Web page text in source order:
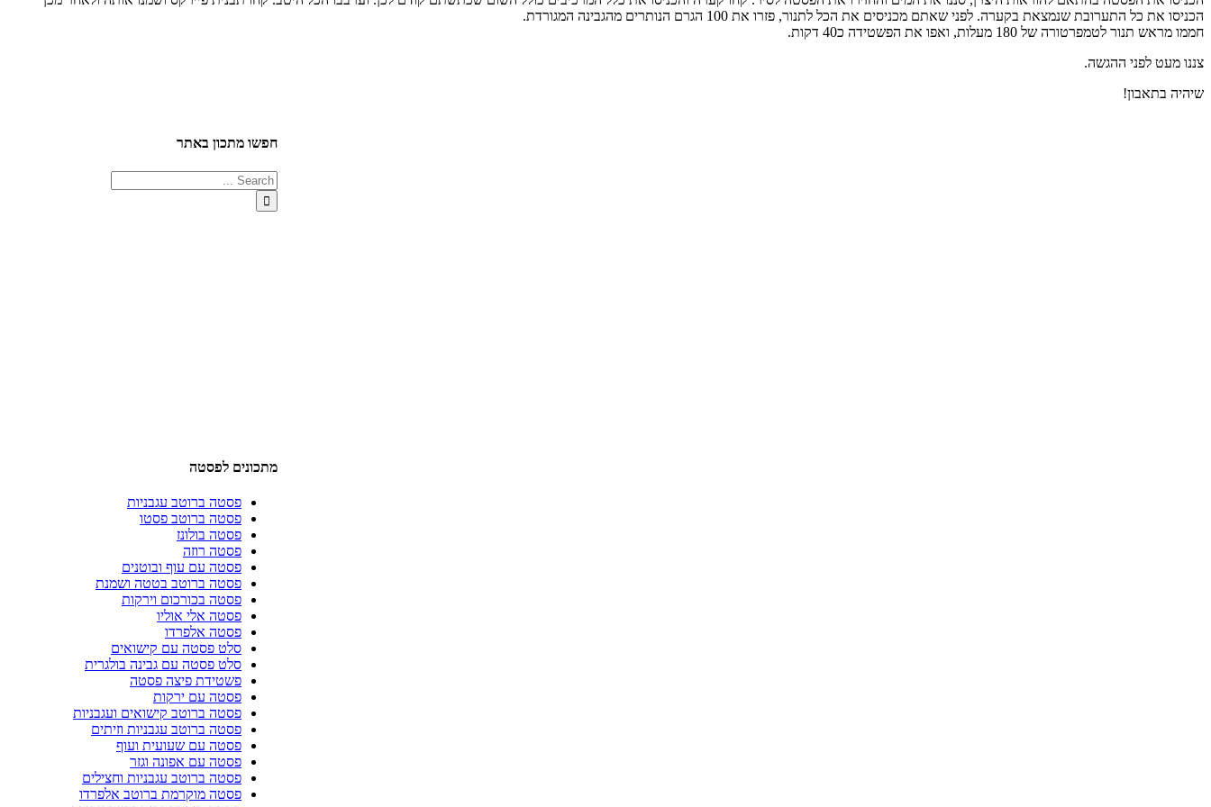
הכניסו את כל התערובת שנמצאת בקערה. לפני שאתם מכניסים את הכל לתנור, פזרו את 100 הגרם הנותרים מהגבינה המגורדת.
חממו מראש תנור לטמפרטורה של 180 מעלות, ואפו את הפשטידה כ40 דקות.
צננו מעט לפני ההגשה.
שיהיה בתאבון!
חפשו מתכון באתר
מתכונים לפסטה
פסטה ברוטב עגבניות
פסטה ברוטב פסטו
פסטה בולונז
פסטה רוזה
פסטה עם עוף ובוטנים
פסטה ברוטב בטטה ושמנת
פסטה בכורכום וירקות
פסטה אלי אוליו
פסטה אלפרדו
סלט פסטה עם קישואים
סלט פסטה עם גבינה בולגרית
פשטידת פיצה פסטה
פסטה עם ירקות
פסטה ברוטב קישואים ועגבניות
פסטה ברוטב עגבניות וזיתים
פסטה עם שעועית ועוף
פסטה עם אפונה וגזר
פסטה ברוטב עגבניות וחצילים
פסטה מוקרמת ברוטב אלפרדו